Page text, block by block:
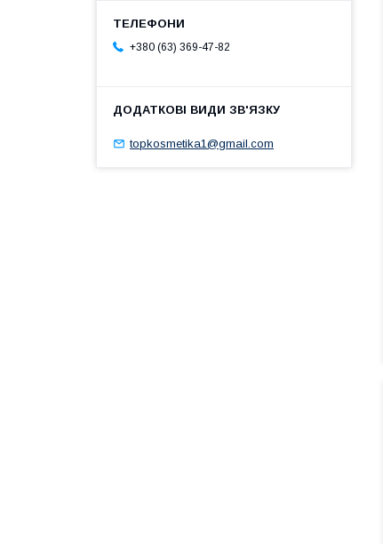
+380 (63) 369-47-82
topkosmetika1@gmail.com